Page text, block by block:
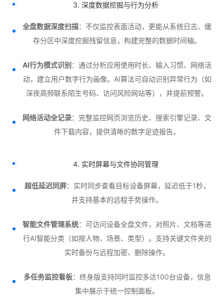
3. 深度数据挖掘与行为分析
全盘数据深度扫描：不仅监控表面活动，更能从系统日志、缓
存分区中深度挖掘残留信息，构建完整的数据时间轴。
AI行为模式识别 ：通过分析应用使用时长、输入习惯、网络活
动，建立用户数字行为画像。AI算法可自动识别异常行为（如
深夜高频联系陌生号码、访问风险网站等），并提前预警。
网络活动全记录：完整监控网页浏览历史、搜索引擎记录、文
件下载内容，提供清晰的数字足迹报告。
4. 实时屏幕与文件协同管理
超低延迟同屏：实时同步查看目标设备屏幕，延迟低于1秒，
并支持基本的远程手势操作。
智能文件管理系统：可访问设备全盘文件，对照片、文档等进
行AI智能分类（如按人物、场景、类型）。支持关键文件夹的
实时备份与远程加密、删除操作。
多任务监控看板：终身版支持同时监控多达100台设备，信息
集中展示于统一控制面板。